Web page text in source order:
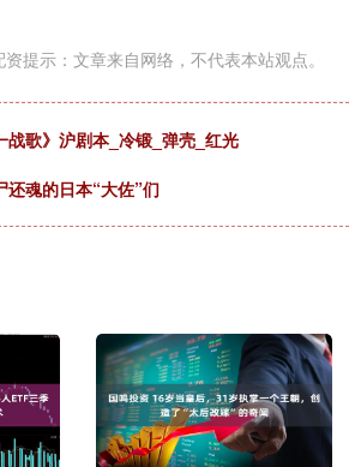
提示：文章来自网络，不代表本站观点。
战歌》沪剧本_冷锻_弹壳_红光
还魂的日本“大佐”们